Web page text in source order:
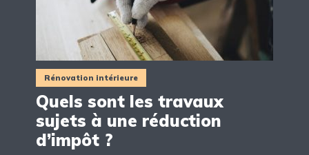
Rénovation intérieure
Quels sont les travaux
sujets à une réduction
d’impôt ?